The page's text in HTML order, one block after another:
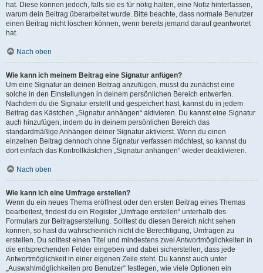
hat. Diese können jedoch, falls sie es für nötig halten, eine Notiz hinterlassen,
warum dein Beitrag überarbeitet wurde. Bitte beachte, dass normale Benutzer
einen Beitrag nicht löschen können, wenn bereits jemand darauf geantwortet
hat.
Nach oben
Wie kann ich meinem Beitrag eine Signatur anfügen?
Um eine Signatur an deinen Beitrag anzufügen, musst du zunächst eine
solche in den Einstellungen in deinem persönlichen Bereich entwerfen.
Nachdem du die Signatur erstellt und gespeichert hast, kannst du in jedem
Beitrag das Kästchen „Signatur anhängen“ aktivieren. Du kannst eine Signatur
auch hinzufügen, indem du in deinem persönlichen Bereich das
standardmäßige Anhängen deiner Signatur aktivierst. Wenn du einen
einzelnen Beitrag dennoch ohne Signatur verfassen möchtest, so kannst du
dort einfach das Kontrollkästchen „Signatur anhängen“ wieder deaktivieren.
Nach oben
Wie kann ich eine Umfrage erstellen?
Wenn du ein neues Thema eröffnest oder den ersten Beitrag eines Themas
bearbeitest, findest du ein Register „Umfrage erstellen“ unterhalb des
Formulars zur Beitragserstellung. Solltest du diesen Bereich nicht sehen
können, so hast du wahrscheinlich nicht die Berechtigung, Umfragen zu
erstellen. Du solltest einen Titel und mindestens zwei Antwortmöglichkeiten in
die entsprechenden Felder eingeben und dabei sicherstellen, dass jede
Antwortmöglichkeit in einer eigenen Zeile steht. Du kannst auch unter
„Auswahlmöglichkeiten pro Benutzer“ festlegen, wie viele Optionen ein